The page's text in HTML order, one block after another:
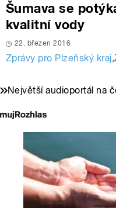
Šumava se
kvalitní vody
22. březen 2016
Zprávy pro Plzeňský kraj,
Největší audioportál na